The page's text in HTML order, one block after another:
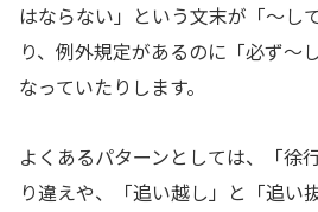
はならない」という文末が「〜し
り、例外規定があるのに「必ず〜
なっていたりします。
よくあるパターンとしては、「徐
り違えや、「追い越し」と「追い